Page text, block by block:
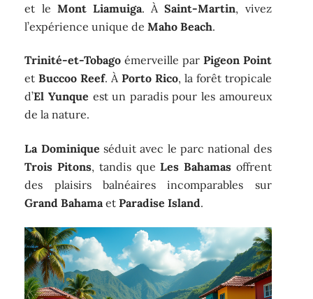
et le Mont Liamuiga. ÀSaint-Martin, vivez
l’expérience unique deMaho Beach.
Trinité-et-Tobago émerveille par Pigeon Point
etBuccoo Reef. ÀPorto Rico, la forêt tropicale
d’El Yunque est un paradis pour les amoureux
de la nature.
La Dominique séduit avec le parc national des
Trois Pitons, tandis queLes Bahamasoffrent
des plaisirs balnéaires incomparables sur
Grand Bahama etParadise Island.